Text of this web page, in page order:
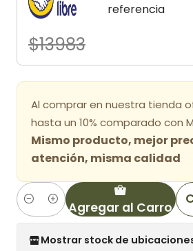
referencia
$13983
Al comprar en nuestra tienda
hasta un 10% comparado con
Mismo producto, mejor
atención, misma calidad
Cantidad Agregar al Carro
Mostrar stock de